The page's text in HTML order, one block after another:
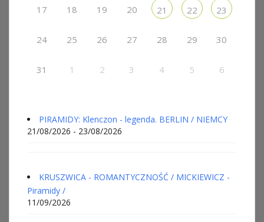
17 18 19 20 21 22 23
24 25 26 27 28 29 30
31 1 2 3 4 5 6
PIRAMIDY: Klenczon - legenda. BERLIN / NIEMCY
21/08/2026 - 23/08/2026
KRUSZWICA - ROMANTYCZNOŚĆ / MICKIEWICZ -
Piramidy /
11/09/2026